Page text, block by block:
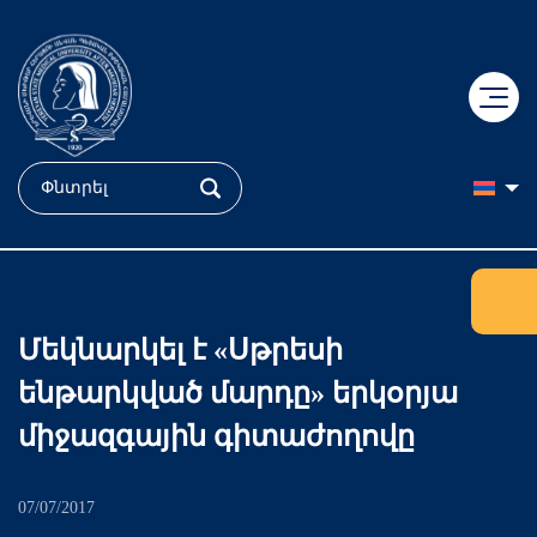
+
ԿՐԹՈւԹՅՈւՆ
Ֆակուլտետներ
Ուսանող
Դոկտորական կրթություն
ՔՈԲՐԵՅՆ կենտրոն
ԲԺՇԿՈւԹՅՈւՆ
«Հերացի» համալսարանական հիվանդանոց
ՄԵՐ ՄԱՍԻՆ
Մեկնարկել է «Սթրեսի
ենթարկված մարդը» երկօրյա
միջազգային գիտաժողովը
07/07/2017